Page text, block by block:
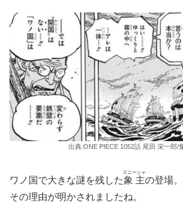
出典:ONE PIECE 1052話 尾田 栄一郎/
ワノ国で大きな謎を残した象主
ズニーシャ
の登場。
その理由が明かされましたね。